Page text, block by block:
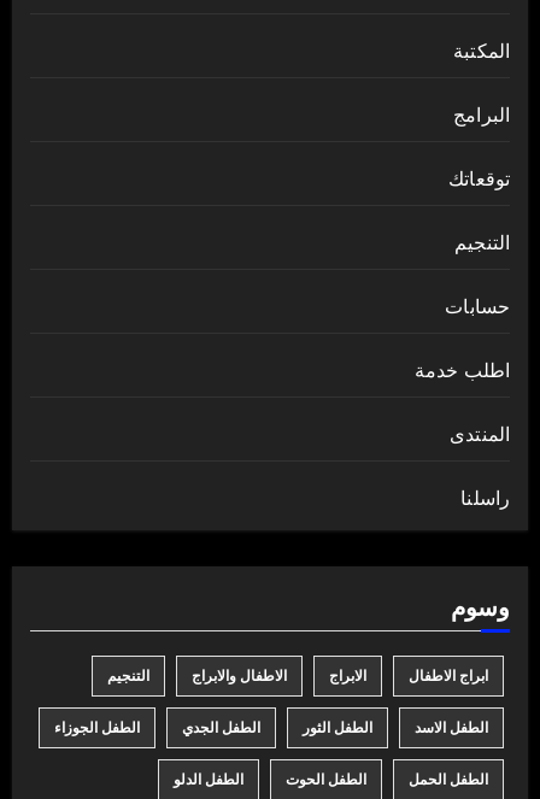
المكتبة
البرامج
توقعاتك
التنجيم
حسابات
اطلب خدمة
المنتدى
راسلنا
وسوم
ابراج الاطفال الابراج الاطفال والابراج التنجيم
الطفل الاسد الطفل الثور الطفل الجدي الطفل الجوزاء
الطفل الحمل الطفل الحوت الطفل الدلو